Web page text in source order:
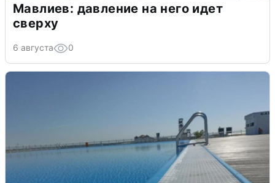
Мавлиев: давление на него идет
сверху
6 августа 0